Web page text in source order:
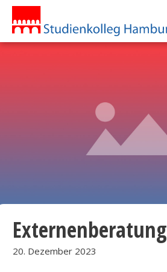
Externenberatung
20. Dezember 2023